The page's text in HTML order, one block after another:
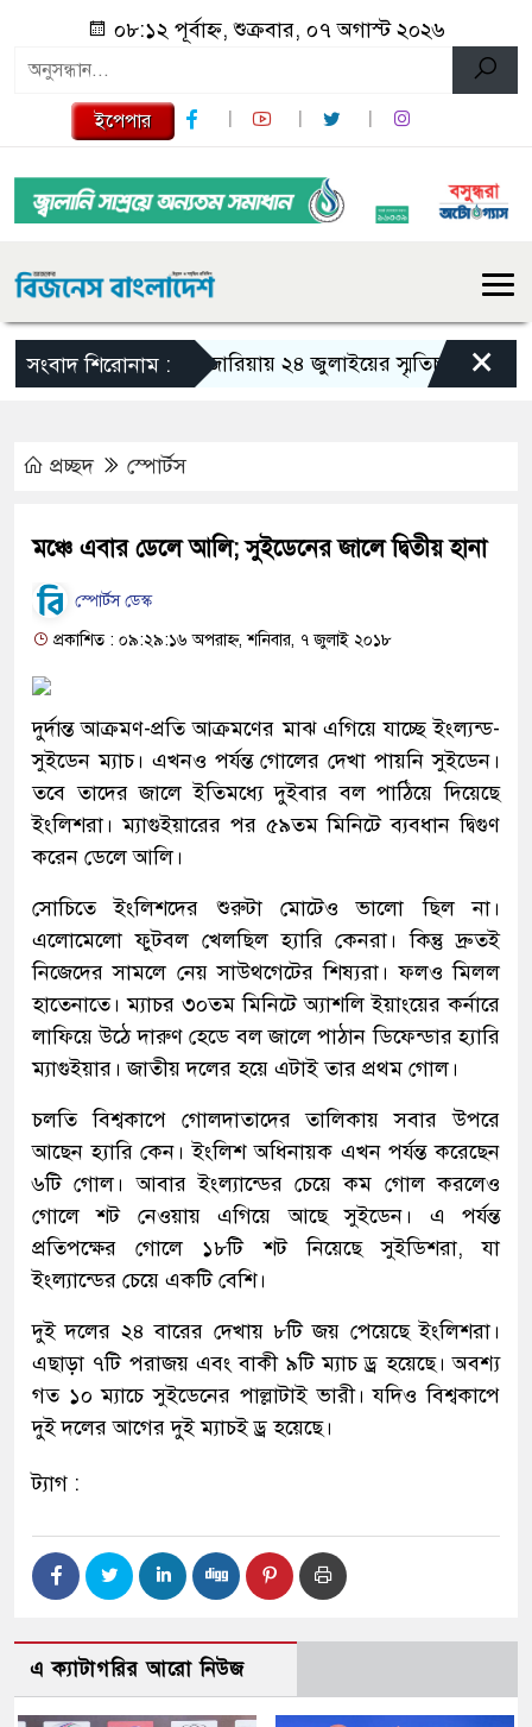
০৮:১২ পূর্বাহ্ন, শুক্রবার, ০৭ অগাস্ট ২০২৬
ইপেপার
সংবাদ শিরোনাম :গজারিয়ায় ২৪ জুলাইয়ের স্মৃতিচারণ: গুমের
×
প্রচ্ছদ স্পোর্টস
মঞ্চে এবার ডেলে আলি; সুইডেনের জালে দ্বিতীয় হানা
স্পোর্টস ডেস্ক
প্রকাশিত : ০৯:২৯:১৬ অপরাহ্ন, শনিবার, ৭ জুলাই ২০১৮
দুর্দান্ত আক্রমণ-প্রতি আক্রমণের মাঝ এগিয়ে যাচ্ছে ইংল্যন্ড-
সুইডেন ম্যাচ। এখনও পর্যন্ত গোলের দেখা পায়নি সুইডেন।
তবে তাদের জালে ইতিমধ্যে দুইবার বল পাঠিয়ে দিয়েছে
ইংলিশরা। ম্যাগুইয়ারের পর ৫৯তম মিনিটে ব্যবধান দ্বিগুণ
করেন ডেলে আলি।
সোচিতে ইংলিশদের শুরুটা মোটেও ভালো ছিল না।
এলোমেলো ফুটবল খেলছিল হ্যারি কেনরা। কিন্তু দ্রুতই
নিজেদের সামলে নেয় সাউথগেটের শিষ্যরা। ফলও মিলল
হাতেনাতে। ম্যাচর ৩০তম মিনিটে অ্যাশলি ইয়াংয়ের কর্নারে
লাফিয়ে উঠে দারুণ হেডে বল জালে পাঠান ডিফেন্ডার হ্যারি
ম্যাগুইয়ার। জাতীয় দলের হয়ে এটাই তার প্রথম গোল।
চলতি বিশ্বকাপে গোলদাতাদের তালিকায় সবার উপরে
আছেন হ্যারি কেন। ইংলিশ অধিনায়ক এখন পর্যন্ত করেছেন
৬টি গোল। আবার ইংল্যান্ডের চেয়ে কম গোল করলেও
গোলে শট নেওয়ায় এগিয়ে আছে সুইডেন। এ পর্যন্ত
প্রতিপক্ষের গোলে ১৮টি শট নিয়েছে সুইডিশরা, যা
ইংল্যান্ডের চেয়ে একটি বেশি।
দুই দলের ২৪ বারের দেখায় ৮টি জয় পেয়েছে ইংলিশরা।
এছাড়া ৭টি পরাজয় এবং বাকী ৯টি ম্যাচ ড্র হয়েছে। অবশ্য
গত ১০ ম্যাচে সুইডেনের পাল্লাটাই ভারী। যদিও বিশ্বকাপে
দুই দলের আগের দুই ম্যাচই ড্র হয়েছে।
ট্যাগ :
এ ক্যাটাগরির আরো নিউজ